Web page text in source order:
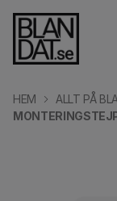
HEM
ALLT PÅ